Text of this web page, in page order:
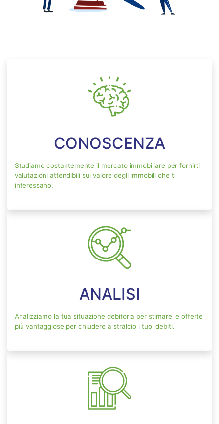
CONOSCENZA
Studiamo costantemente il mercato immobiliare per fornirti
valutazioni attendibili sul valore degli immobili che ti
interessano.
ANALISI
Analizziamo la tua situazione debitoria per stimare le offerte
più vantaggiose per chiudere a stralcio i tuoi debiti.